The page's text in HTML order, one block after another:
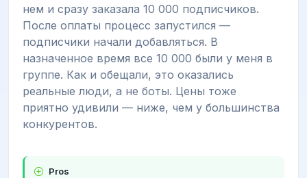
нем и сразу заказала 10 000 подписчиков.
После оплаты процесс запустился —
подписчики начали добавляться. В
назначенное время все 10 000 были у меня в
группе. Как и обещали, это оказались
реальные люди, а не боты. Цены тоже
приятно удивили — ниже, чем у большинства
конкурентов.
Pros